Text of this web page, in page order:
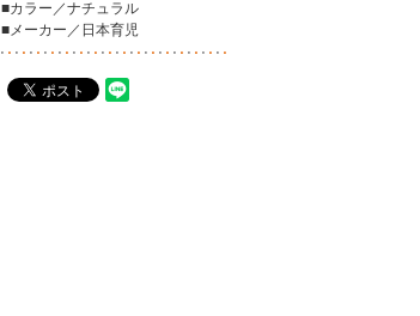
■カラー／ナチュラル
■メーカー／日本育児